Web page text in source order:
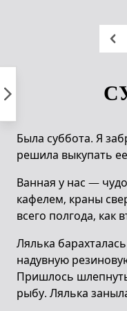
Была суббота. Я
решила выкупать
Ванная у нас —
кафелем, краны
всего полгода, как
Лялька
надувную
Пришлось
рыбу. Лялька